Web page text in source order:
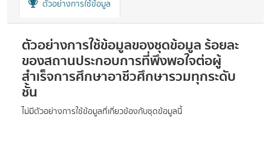
ตัวอย่างการใช้ข้อมูล
ตัวอย่างการใช้ข้อมูลของชุดข้อมูล ร้อยละ
ของสถานประกอบการที่พึงพอใจต่อผู้
สำเร็จการศึกษาอาชีวศึกษารวมทุกระดับ
ชั้น
ไม่มีตัวอย่างการใช้ข้อมูลที่เกี่ยวข้องกับชุดข้อมูลนี้